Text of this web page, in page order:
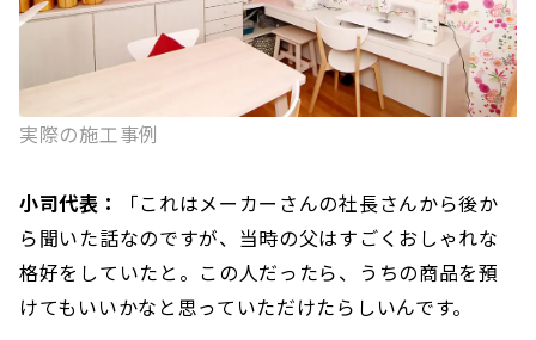
実際の施工事例
小司代表：
「これはメーカーさんの社長さんから後か
ら聞いた話なのですが、当時の父はすごくおしゃれな
格好をしていたと。この人だったら、うちの商品を預
けてもいいかなと思っていただけたらしいんです。